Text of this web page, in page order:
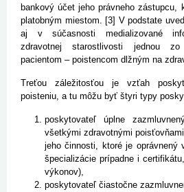
bankový účet jeho právneho zástupcu,
platobným miestom. [3] V podstate
aj v súčasnosti medializované
zdravotnej starostlivosti jednou
pacientom – poistencom dlžným na
Treťou záležitosťou je vzťah
poisteniu, a tu môžu byť štyri typy
poskytovateľ úplne
všetkými zdravotnými
jeho činnosti, ktoré je oprávnený
špecializácie prípadne i
výkonov),
poskytovateľ čiastočne